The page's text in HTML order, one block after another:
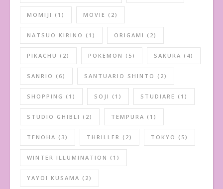
MOMIJI (1) MOVIE (2)
NATSUO KIRINO (1) ORIGAMI (2)
PIKACHU (2) POKEMON (5) SAKURA (4)
SANRIO (6) SANTUARIO SHINTO (2)
SHOPPING (1) SOJI (1) STUDIARE (1)
STUDIO GHIBLI (2) TEMPURA (1)
TENOHA (3) THRILLER (2) TOKYO (5)
WINTER ILLUMINATION (1)
YAYOI KUSAMA (2)